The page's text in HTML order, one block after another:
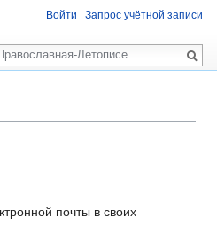
почты в своих
Войти Запрос учётной записи